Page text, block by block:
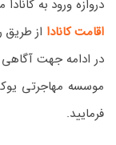
دروازه ورود به
اقامت کانادا از طریق
در ادامه جهت آگاهی
موسسه مهاجرتی
فرمایید.